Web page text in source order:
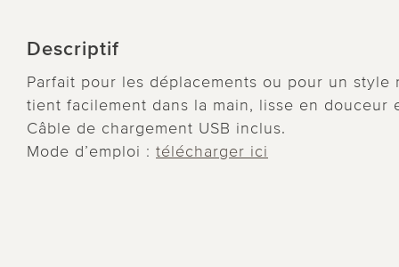
Descriptif
Parfait pour les déplacements ou pour un
tient facilement dans la main, lisse en
Câble de chargement USB inclus.
Mode d’emploi : télécharger ici